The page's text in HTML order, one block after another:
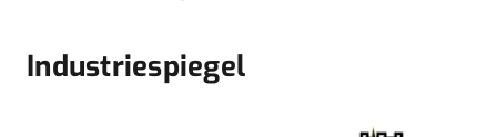
Industriespiegel